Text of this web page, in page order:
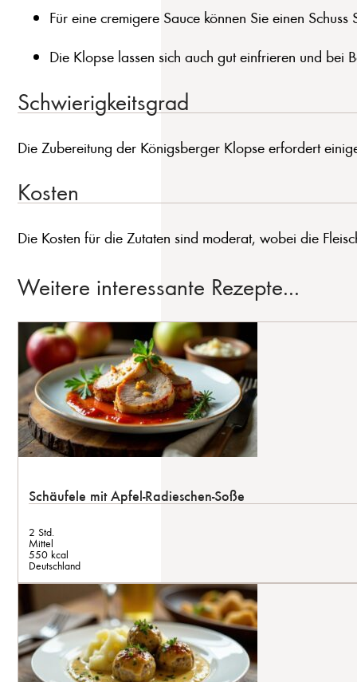
Für eine cremigere Sauce können Sie einen Schuss
Die Klopse lassen sich auch gut einfrieren und bei
Schwierigkeitsgrad
Die Zubereitung der Königsberger Klopse erfordert
Kosten
Die Kosten für die Zutaten sind moderat, wobei die
Weitere interessante Rezepte...
Schäufele mit Apfel-Radieschen-Soße
2 Std.
Mittel
550 kcal
Deutschland